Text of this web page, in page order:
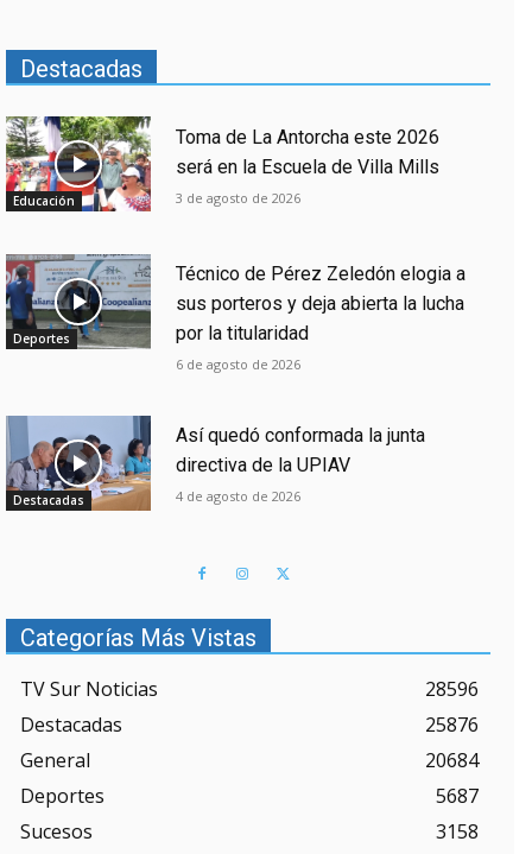
Destacadas
Educación
Toma de La Antorcha este 2026
será en la Escuela de Villa Mills
3 de agosto de 2026
Deportes
Técnico de Pérez Zeledón elogia a
sus porteros y deja abierta la lucha
por la titularidad
6 de agosto de 2026
Destacadas
Así quedó conformada la junta
directiva de la UPIAV
4 de agosto de 2026
Categorías Más Vistas
TV Sur Noticias
28596
Destacadas
25876
General
20684
Deportes
5687
Sucesos
3158